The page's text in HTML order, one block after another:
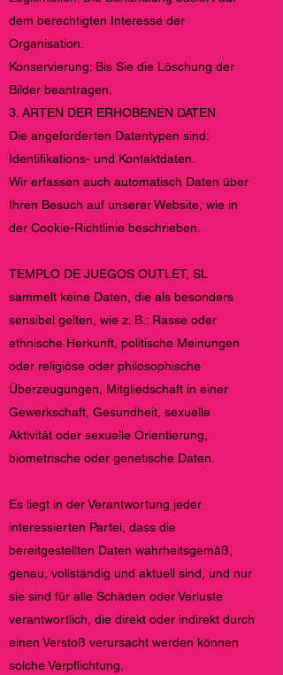
dem berechtigten Interesse der
Organisation.
Konservierung: Bis Sie die Löschung der
Bilder beantragen.
3. ARTEN DER ERHOBENEN DATEN
Die angeforderten Datentypen sind:
Identifikations- und Kontaktdaten.
Wir erfassen auch automatisch Daten über
Ihren Besuch auf unserer Website, wie in
der Cookie-Richtlinie beschrieben.
TEMPLO DE JUEGOS OUTLET, SL
sammelt keine Daten, die als besonders
sensibel gelten, wie z. B.: Rasse oder
ethnische Herkunft, politische Meinungen
oder religiöse oder philosophische
Überzeugungen, Mitgliedschaft in einer
Gewerkschaft, Gesundheit, sexuelle
Aktivität oder sexuelle Orientierung,
biometrische oder genetische Daten.
Es liegt in der Verantwortung jeder
interessierten Partei, dass die
bereitgestellten Daten wahrheitsgemäß,
genau, vollständig und aktuell sind, und nur
sie sind für alle Schäden oder Verluste
verantwortlich, die direkt oder indirekt durch
einen Verstoß verursacht werden können
solche Verpflichtung.